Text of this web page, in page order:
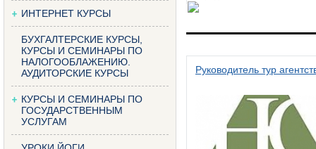
ИНТЕРНЕТ КУРСЫ
БУХГАЛТЕРСКИЕ КУРСЫ,
КУРСЫ И СЕМИНАРЫ ПО
НАЛОГООБЛАЖЕНИЮ.
АУДИТОРСКИЕ КУРСЫ
КУРСЫ И СЕМИНАРЫ ПО
ГОСУДАРСТВЕННЫМ
УСЛУГАМ
Руководитель тур